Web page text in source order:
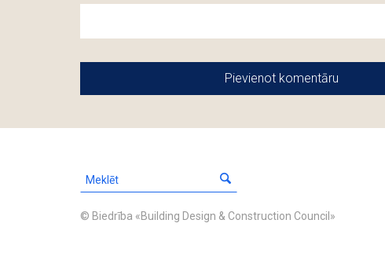
© Biedrība «Building Design & Construction Council»